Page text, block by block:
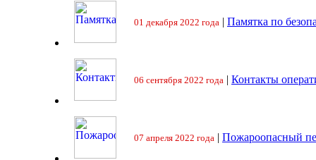
01 декабря 2022 года | Памятка по
06 сентября 2022 года | Контакты
07 апреля 2022 года | Пожароопасный